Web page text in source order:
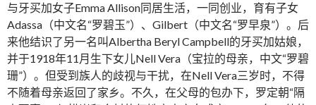
与牙买加女子Emma Allison同居生活，一同创业，育有子女
Adassa（中文名“罗碧玉”）、Gilbert（中文名“罗早泉”）。后
来他结识了另一名叫Albertha Beryl Campbell的牙买加姑娘，
并于1918年11月生下女儿Nell Vera（宝拉的母亲，中文“罗碧
珊”）。但受到族人的歧视与干扰，在Nell Vera三岁时，不得
不随着母亲返回了家乡。不久，在父母的包办下，罗定朝“隔